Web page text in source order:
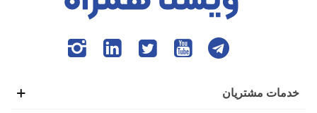
خدمات مشتریان